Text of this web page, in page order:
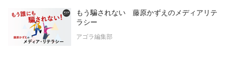
もう騙されない 藤原かずえのメディアリテ
ラシー
アゴラ編集部